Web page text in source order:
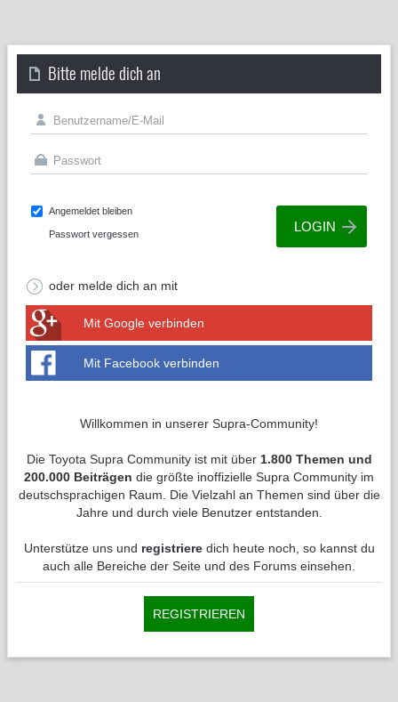
Bitte melde dich an
Angemeldet bleiben
Passwort vergessen
oder melde dich an mit
Mit Google verbinden
Mit Facebook verbinden
Willkommen in unserer Supra-Community!
Die Toyota Supra Community ist mit über 1.800 Themen und
200.000 Beiträgen die größte inoffizielle Supra Community im
deutschsprachigen Raum. Die Vielzahl an Themen sind über die
Jahre und durch viele Benutzer entstanden.
Unterstütze uns und registrieredich heute noch, so kannst du
auch alle Bereiche der Seite und des Forums einsehen.
REGISTRIEREN